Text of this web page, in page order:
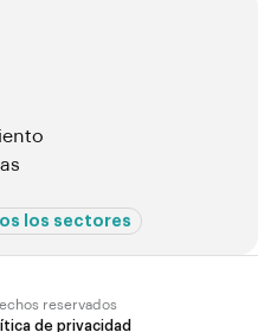
los sectores
reservados
de privacidad